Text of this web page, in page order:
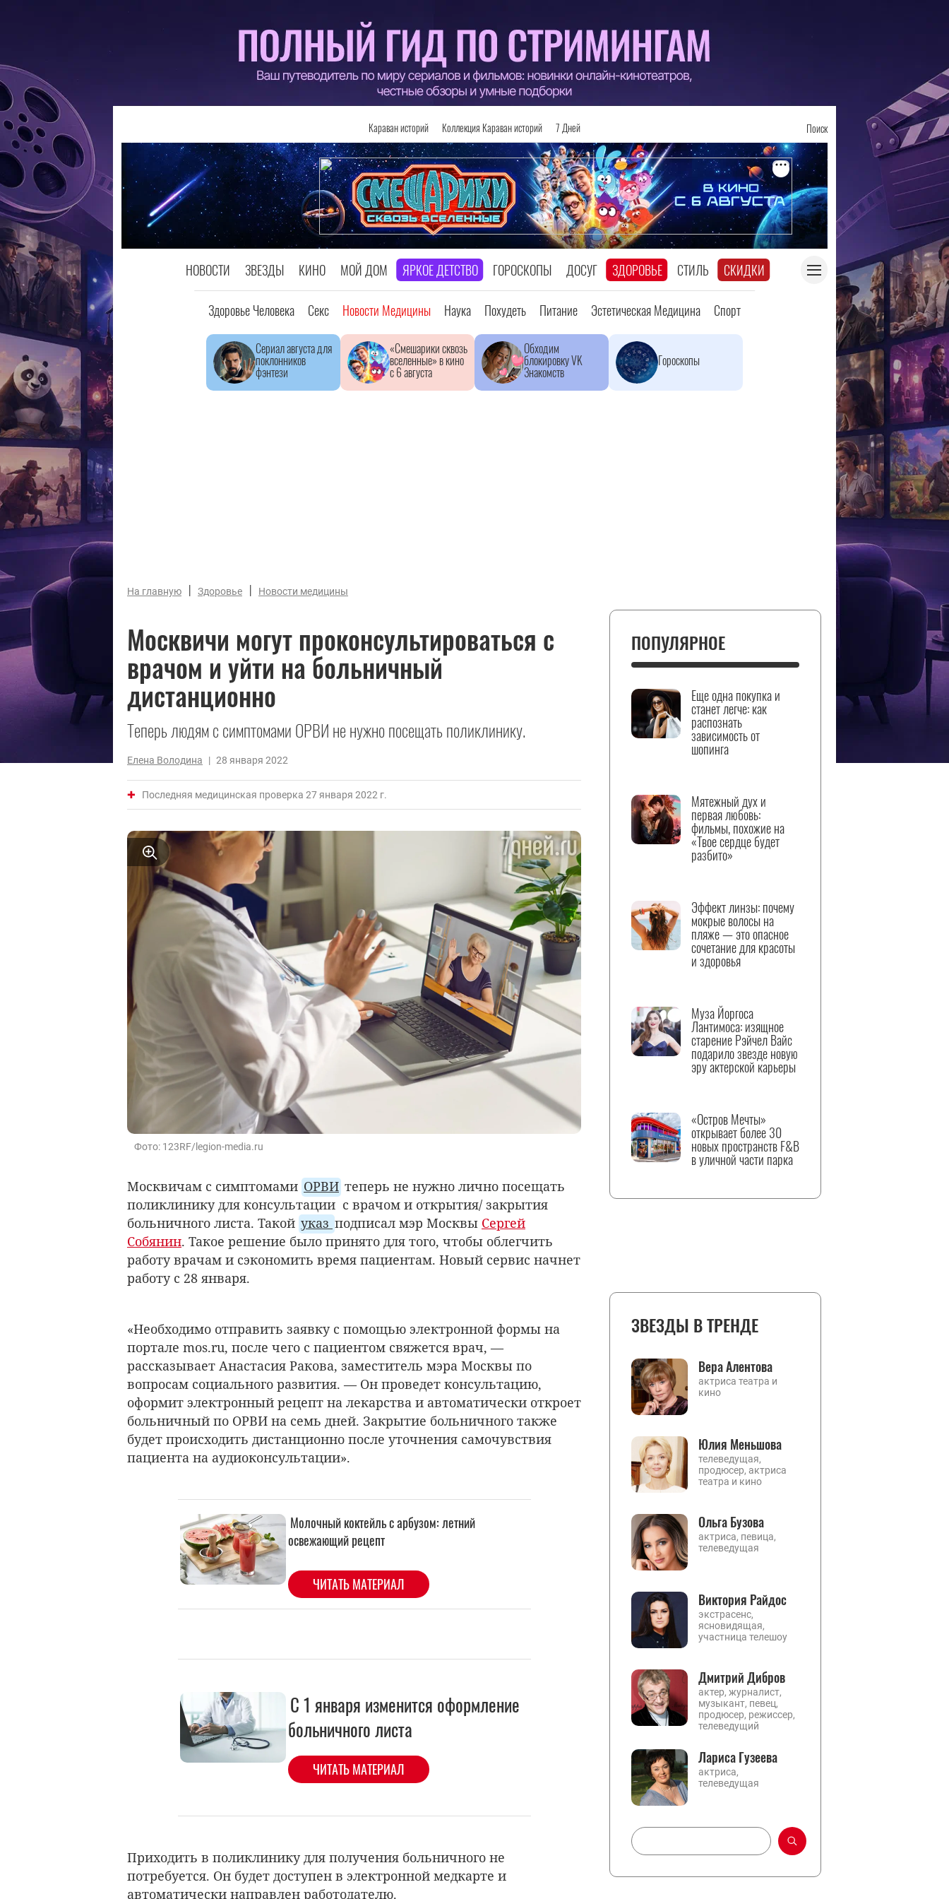
Караван историй Коллекция Караван историй 7 Дней Поиск
НОВОСТИ ЗВЕЗДЫ КИНО МОЙ ДОМ ЯРКОЕ ДЕТСТВО ГОРОСКОПЫ ДОСУГ ЗДОРОВЬЕ СТИЛЬ СКИДКИ
Здоровье Человека Секс Новости Медицины Наука Похудеть Питание Эстетическая Медицина Спорт
Сериал августа для
поклонников
фэнтези
«Смешарики сквозь
вселенные» в кино
с 6 августа
Обходим
блокировку VK
Знакомств
Гороскопы
На главную | Здоровье | Новости медицины
Москвичи могут проконсультироваться с
врачом и уйти на больничный
дистанционно
Теперь людям с симптомами ОРВИ не нужно посещать поликлинику.
Елена Володина | 28 января 2022
Последняя медицинская проверка 27 января 2022 г.
Фото: 123RF/legion-media.ru
Москвичам с симптомами ОРВИ теперь не нужно лично посещать
поликлинику для консультации с врачом и открытия/ закрытия
больничного листа. Такой указ подписал мэр Москвы Сергей
Собянин. Такое решение было принято для того, чтобы облегчить
работу врачам и сэкономить время пациентам. Новый сервис начнет
работу с 28 января.
«Необходимо отправить заявку с помощью электронной формы на
портале mos.ru, после чего с пациентом свяжется врач, —
рассказывает Анастасия Ракова, заместитель мэра Москвы по
вопросам социального развития. — Он проведет консультацию,
оформит электронный рецепт на лекарства и автоматически откроет
больничный по ОРВИ на семь дней. Закрытие больничного также
будет происходить дистанционно после уточнения самочувствия
пациента на аудиоконсультации».
С 1 января изменится оформление
больничного листа
ЧИТАТЬ МАТЕРИАЛ
Приходить в поликлинику для получения больничного не
потребуется. Он будет доступен в электронной медкарте и
автоматически направлен работодателю.
ПОПУЛЯРНОЕ
Еще одна покупка и
станет легче: как
распознать
зависимость от
шопинга
Мятежный дух и
первая любовь:
фильмы, похожие на
«Твое сердце будет
разбито»
Эффект линзы: почему
мокрые волосы на
пляже — это опасное
сочетание для красоты
и здоровья
Муза Йоргоса
Лантимоса: изящное
старение Рэйчел Вайс
подарило звезде новую
эру актерской карьеры
«Остров Мечты»
открывает более 30
новых пространств F&B
в уличной части парка
ЗВЕЗДЫ В ТРЕНДЕ
Вера Алентова
актриса театра и
кино
Юлия Меньшова
телеведущая,
продюсер, актриса
театра и кино
Ольга Бузова
актриса, певица,
телеведущая
Виктория Райдос
экстрасенс,
ясновидящая,
участница телешоу
Дмитрий Дибров
актер, журналист,
музыкант, певец,
продюсер, режиссер,
телеведущий
Лариса Гузеева
актриса,
телеведущая